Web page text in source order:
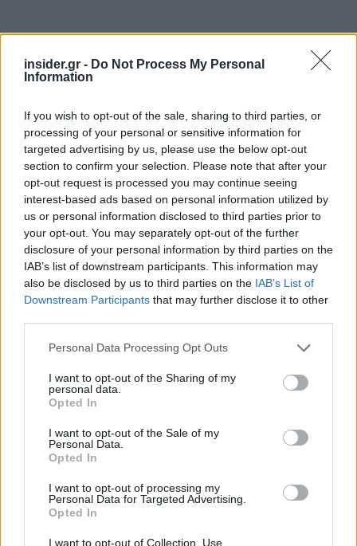
insider.gr - Do Not Process My Personal
Information
If you wish to opt-out of the sale, sharing to third parties, or
processing of your personal or sensitive information for
targeted advertising by us, please use the below opt-out
section to confirm your selection. Please note that after your
opt-out request is processed you may continue seeing
interest-based ads based on personal information utilized by
us or personal information disclosed to third parties prior to
your opt-out. You may separately opt-out of the further
disclosure of your personal information by third parties on the
IAB’s list of downstream participants. This information may
also be disclosed by us to third parties on the IAB’s List of
Downstream Participants that may further disclose it to other
Please note that this website/app uses one or more Google
not limited to your visit or usage behaviour. You may click to
grant or deny consent to Google and its third-party tags to
use your data for below specified purposes in below Google
consent section.
Personal Data Processing Opt Outs
I want to opt-out of the Sharing of my
personal data.
Opted In
I want to opt-out of the Sale of my
Personal Data.
Opted In
I want to opt-out of processing my
Personal Data for Targeted Advertising.
Opted In
I want to opt-out of Collection, Use,
Πηγή: ΑΠΕ-ΜΠΕ
Ακολουθήστε τοinsider.gr στο Google Newsκαι μάθετε
πρώτοι όλες τιςειδήσειςαπό την Ελλάδα και τον κόσμο.
Διαβάζονται αυτή τη στιγμή